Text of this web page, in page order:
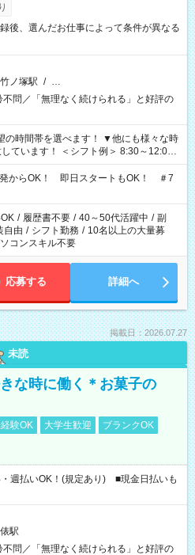
後、選んだお仕事によって条件が異なる
竹ノ塚駅 / …
不問／「無理なく続けられる」と好評の
選べます！ ▼他にも様々な時
ています！ ＜シフト例＞ 8:30～12:00
22:00～翌6:00 など
からOK！ 即日スタートもOK！ ＃7
/ 履歴書不要 / 40～50代活躍中 / 副
自由 / シフト勤務 / 10名以上の大量募
コンスキル不要
応募する 詳細へ
掲載日：2026.07.27
未読
な時に働く＊お菓子の
験OK 大学生歓迎
ブランクOK
週払いOK！(規定あり) ■現金日払いも
駅
不問／「無理なく続けられる」と好評の